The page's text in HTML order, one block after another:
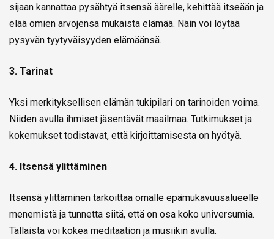
sijaan kannattaa pysähtyä itsensä äärelle, kehittää itseään ja
elää omien arvojensa mukaista elämää. Näin voi löytää
pysyvän tyytyväisyyden elämäänsä.
3. Tarinat
Yksi merkityksellisen elämän tukipilari on tarinoiden voima.
Niiden avulla ihmiset jäsentävät maailmaa. Tutkimukset ja
kokemukset todistavat, että kirjoittamisesta on hyötyä.
4. Itsensä ylittäminen
Itsensä ylittäminen tarkoittaa omalle epämukavuusalueelle
menemistä ja tunnetta siitä, että on osa koko universumia.
Tällaista voi kokea meditaation ja musiikin avulla.